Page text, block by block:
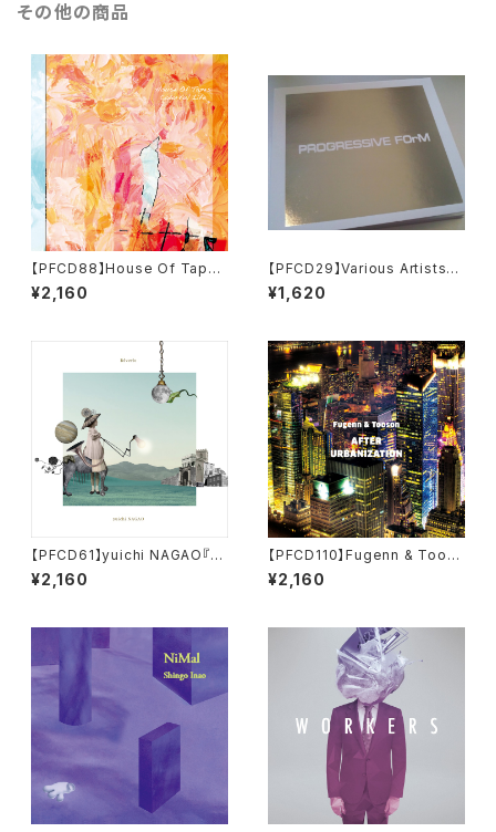
その他の商品
【PFCD88】House Of Tapes
"Colorful Life" CD
¥2,160
【PFCD29】Various Artists『0
1:11』
¥1,620
【PFCD61】yuichi NAGAO『R
êverie』
¥2,160
【PFCD110】Fugenn & Toos
on "AFTER URBANIZATIO
N" CD
¥2,160